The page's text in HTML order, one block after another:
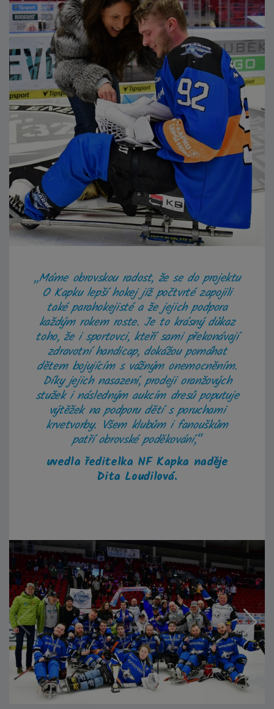
„Máme obrovskou radost, že se do projektu
O Kapku lepší hokej již počtvrté zapojili
také parahokejisté a že jejich podpora
každým rokem roste. Je to krásný důkaz
toho, že i sportovci, kteří sami překonávají
zdravotní handicap, dokážou pomáhat
dětem bojujícím s vážným onemocněním.
Díky jejich nasazení, prodeji oranžových
stužek i následným aukcím dresů poputuje
výtěžek na podporu dětí s poruchami
krvetvorby. Všem klubům i fanouškům
patří obrovské poděkování,“
uvedla ředitelka NF Kapka naděje
Dita Loudilová.